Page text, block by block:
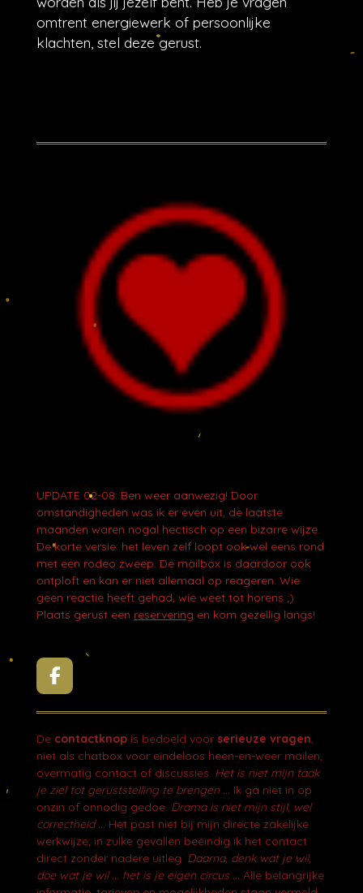
omtrent energiewerk of persoonlijke
klachten, stel deze gerust.
UPDATE 02-08: Ben weer aanwezig! Door
omstandigheden was ik er even uit, de laatste
maanden waren nogal hectisch op een bizarre wijze.
De korte versie: het leven zelf loopt ook wel eens rond
met een rodeo zweep. De mailbox is daardoor ook
ontploft en kan er niet allemaal op reageren. Wie
geen reactie heeft gehad, wie weet tot horens ;)
Plaats gerust een reservering en kom gezellig langs!
F
a
c
b
o
o
k
De contactknop is bedoeld voor serieuze vragen,
niet als chatbox voor eindeloos heen-en-weer mailen,
overmatig contact of discussies. Het is niet mijn taak
je ziel tot geruststelling te brengen ... Ik ga niet in op
onzin of onnodig gedoe. Drama is niet mijn stijl, wel
correctheid ... Het past niet bij mijn directe zakelijke
werkwijze; in zulke gevallen beëindig ik het contact
direct zonder nadere uitleg. Daarna, denk wat je wil,
doe wat je wil ... het is je eigen circus ... Alle belangrijke